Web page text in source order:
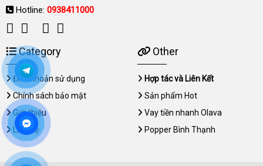
Hotline: 0938411000
Category
Điều khoản sử dụng
Chính sách bảo mật
Giới thiệu
Liên hệ
Other
Hợp tác và Liên Kết
Sản phẩm Hot
Vay tiền nhanh Olava
Popper Bình Thạnh